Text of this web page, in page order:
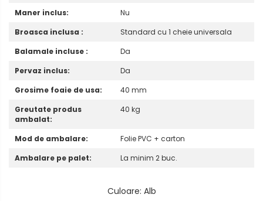
Maner inclus:
Nu
Broasca inclusa :
Standard cu 1 cheie universala
Balamale incluse :
Da
Pervaz inclus:
Da
Grosime foaie de usa:
40 mm
Greutate produs
ambalat:
40 kg
Mod de ambalare:
Folie PVC + carton
Ambalare pe palet:
La minim 2 buc.
Culoare: Alb